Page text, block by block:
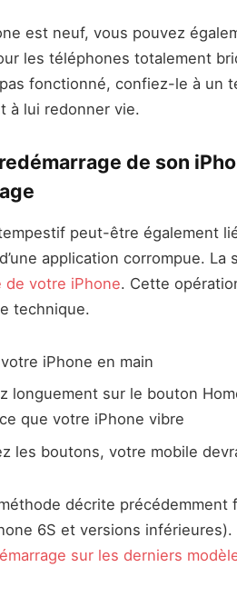
est neuf, vous pouvez
les téléphones totalement
fonctionné, confiez-le à un
à lui redonner vie.
de son
peut-être également
application corrompue.
de votre iPhone. Cette
technique.
iPhone en main
longuement sur le bouton
ce que votre iPhone vibre
les boutons, votre mobile
décrite
6S et versions
sur les derniers